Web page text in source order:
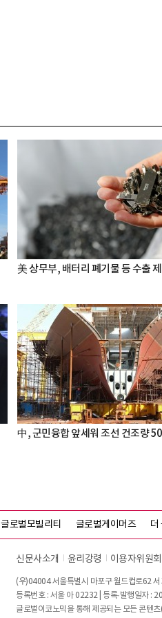
美 상무부, 배터리 폐기물 등 수출
中, 군민융합 앞세워 조선 건조량
글로벌모빌리티 글로벌게이머즈 더
신문사소개 윤리강령 이용자위원회
(우)04004 서울특별시 마포구 월드컵로62
등록번호 : 서울 아 02232 | 등록·발행일자 :
글로벌이코노믹을 통해 제공되는 모든 콘텐